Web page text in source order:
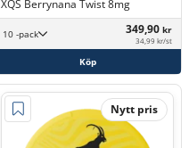
XQS Berrynana Twist 8mg
10 -pack 349,90 kr
34,99 kr/st
Köp
Nytt pris